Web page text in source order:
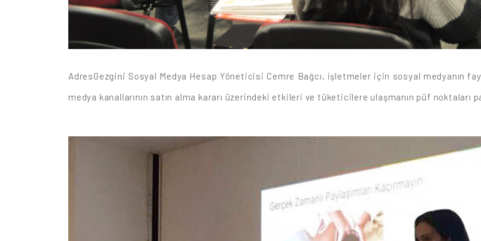
AdresGezgini Sosyal Medya Hesap Yöneticisi Cemre Bağcı, işletmeler için sosyal medyanın
medya kanallarının satın alma kararı üzerindeki etkileri ve tüketicilere ulaşmanın püf noktaları